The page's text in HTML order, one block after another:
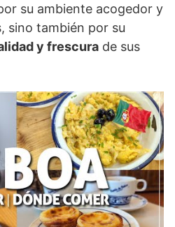
su ambiente acogedor y
sino también por su
y frescura de sus